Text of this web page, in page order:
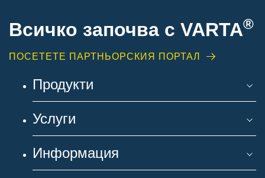
Всичко започва с VARTA®
ПОСЕТЕТЕ ПАРТНЬОРСКИЯ ПОРТАЛ
Продукти
Услуги
Информация